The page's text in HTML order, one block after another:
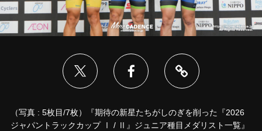
（写真 : 5枚目/7枚）『期待の新星たちがしのぎを削った『2026
ジャパントラックカップ Ⅰ / Ⅱ』ジュニア種目メダリスト一覧』